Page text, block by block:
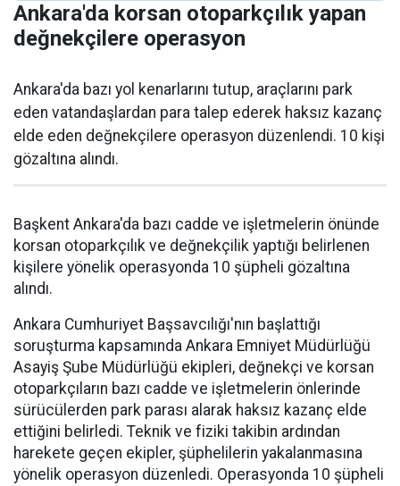
Ankara'da korsan otoparkçılık yapan
değnekçilere operasyon
Ankara'da bazı yol kenarlarını tutup, araçlarını park
eden vatandaşlardan para talep ederek haksız kazanç
elde eden değnekçilere operasyon düzenlendi. 10 kişi
gözaltına alındı.
Başkent Ankara'da bazı cadde ve işletmelerin önünde
korsan otoparkçılık ve değnekçilik yaptığı belirlenen
kişilere yönelik operasyonda 10 şüpheli gözaltına
alındı.
Ankara Cumhuriyet Başsavcılığı'nın başlattığı
soruşturma kapsamında Ankara Emniyet Müdürlüğü
Asayiş Şube Müdürlüğü ekipleri, değnekçi ve korsan
otoparkçıların bazı cadde ve işletmelerin önlerinde
sürücülerden park parası alarak haksız kazanç elde
ettiğini belirledi. Teknik ve fiziki takibin ardından
harekete geçen ekipler, şüphelilerin yakalanmasına
yönelik operasyon düzenledi. Operasyonda 10 şüpheli